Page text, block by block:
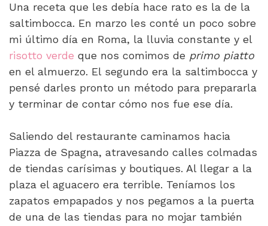
Una receta que les debía hace rato es la de la
saltimbocca. En marzo les conté un poco sobre
mi último día en Roma, la lluvia constante y el
risotto verde que nos comimos de primo piatto
en el almuerzo. El segundo era la saltimbocca y
pensé darles pronto un método para prepararla
y terminar de contar cómo nos fue ese día.
Saliendo del restaurante caminamos hacia
Piazza de Spagna, atravesando calles colmadas
de tiendas carísimas y boutiques. Al llegar a la
plaza el aguacero era terrible. Teníamos los
zapatos empapados y nos pegamos a la puerta
de una de las tiendas para no mojar también